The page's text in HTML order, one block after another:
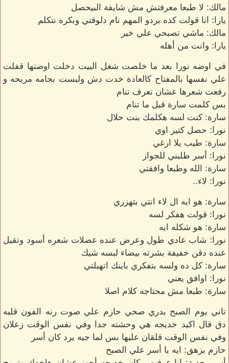
مالك: لا طبعا معرفتش مش شايفة البيحصل
يارا: انا قولت كده بردو المهم نام دلوقتي وبكره نتكلم
مالك: ماشي تصبحي علي خير
يارا: وانت من أهله
في اوضه نورا بعد ما خلصت شغل البيت دخلت اوضتها قفلت
علي نفسها بالمفتاح كالعادة خدت دش ولبست بجامه مريحه و
رفعت شعرها عشان تعرف تنام
بس كلمت سارة قبل ما تنام
سارة: كنت لسه هكلمك بنت حلال
نورا: حصل كتير اوي
سارة: طيب يلا ارغي
نورا: أسر طلبني للجواز
سارة: الله وطبعا وافقتي
نورا: لاء..
سارة: هو ايه ال لاء انتي بتهزري
نورا: قولت هفكر لسه
سارة: هو شكله ايه
نورا: شاب عادي طول وعرض عنده عضلات شعره أسود وتقيل
عنده دقن خفيفة بشرته بيضاء لبسه شيك
سارة: كل ده ولسه بتفكري باينك اتهبلتي
نورا: اوافق يعني
سارة: طبعا مش محتاجه كلام اصلا
تاني يوم الصبح بدري صحي حازم علي صوت رنه الفون قلبه
دق قال اكيد خديجه هي وحشته جدا وفي نفس الوقت زعلان
وفي نفس الوقت قلقان عليها بس لما جيه يرد كان أسر
حازم بزهق: ايه يا أسر علي الصبح